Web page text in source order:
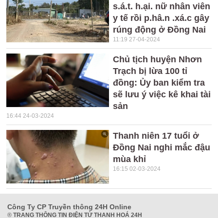
s.á.t. h.ại. nữ nhân viên
y tế rồi p.hâ.n .xá.c gây
rúng động ở Đồng Nai
11:19 27-04-2024
Chủ tịch huyện Nhơn
Trạch bị lừa 100 tỉ
đồng: Ủy ban kiểm tra
sẽ lưu ý việc kê khai tài
sản
16:44 24-03-2024
Thanh niên 17 tuổi ở
Đồng Nai nghi mắc đậu
mùa khỉ
16:15 02-03-2024
Công Ty CP Truyền thông 24H Online
® TRANG THÔNG TIN ĐIỆN TỬ THANH HOÁ 24H